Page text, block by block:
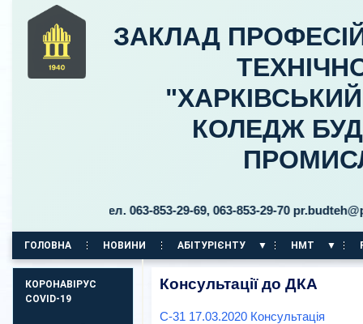
ЗАКЛАД
КОЛЕДЖ
30 тел. 063-853-29-69, 063-853-29-70
ГОЛОВНА НОВИНИ АБІТУРІЄНТУ НМТ
КОРОНАВІРУС
COVID-19
Консультації до ДКА
С-31 17.03.2020 Консультація